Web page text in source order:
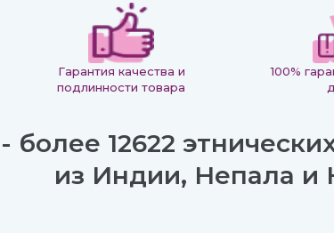
Гарантия качества и
подлинности товара
100%
12622
из Индии, Непала и